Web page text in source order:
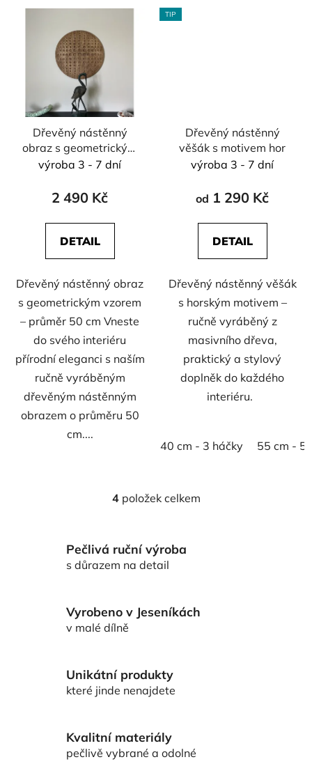
Dřevěný nástěnný
obraz s geometrickým
vzorem BOTULA
výroba 3 - 7 dní
2 490 Kč
DETAIL
Dřevěný nástěnný obraz
s geometrickým vzorem
– průměr 50 cm Vneste
do svého interiéru
přírodní eleganci s naším
ručně vyráběným
dřevěným nástěnným
obrazem o průměru 50
cm....
TIP
Dřevěný nástěnný
věšák s motivem hor
výroba 3 - 7 dní
od 1 290 Kč
DETAIL
Dřevěný nástěnný věšák
s horským motivem –
ručně vyráběný z
masivního dřeva,
praktický a stylový
doplněk do každého
interiéru.
40 cm - 3 háčky 55 cm - 5
O
á
d
í
k
y
p
i
4položek celkem
Pečlivá ruční výroba
s důrazem na detail
Vyrobeno v Jeseníkách
v malé dílně
Unikátní produkty
které jinde nenajdete
Kvalitní materiály
pečlivě vybrané a odolné